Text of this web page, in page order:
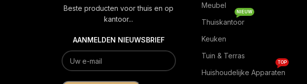
Beste producten voor thuis en op
kantoor...
AANMELDEN NIEUWSBRIEF
Meubel
Thuiskantoor
NIEUW
Keuken
Tuin & Terras
Huishoudelijke Apparaten
TOP